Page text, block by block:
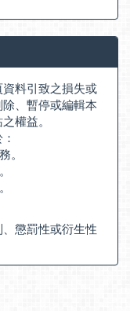
料引致之損失或
、暫停或編輯本
權益。
。
懲罰性或衍生性